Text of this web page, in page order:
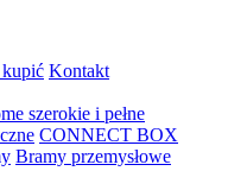
Kontakt
szerokie i pełne
CONNECT BOX
Bramy przemysłowe